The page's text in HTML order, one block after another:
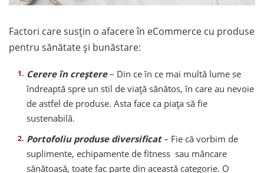
Factori care susțin o afacere în eCommerce cu produse
pentru sănătate și bunăstare:
Cerere în creștere– Din ce în ce mai multă lume se
îndreaptă spre un stil de viață sănătos, în care au nevoie
de astfel de produse. Asta face ca piața să fie
sustenabilă.
Portofoliu produse diversificat– Fie că vorbim de
suplimente, echipamente de fitness sau mâncare
sănătoasă, toate fac parte din această categorie. O